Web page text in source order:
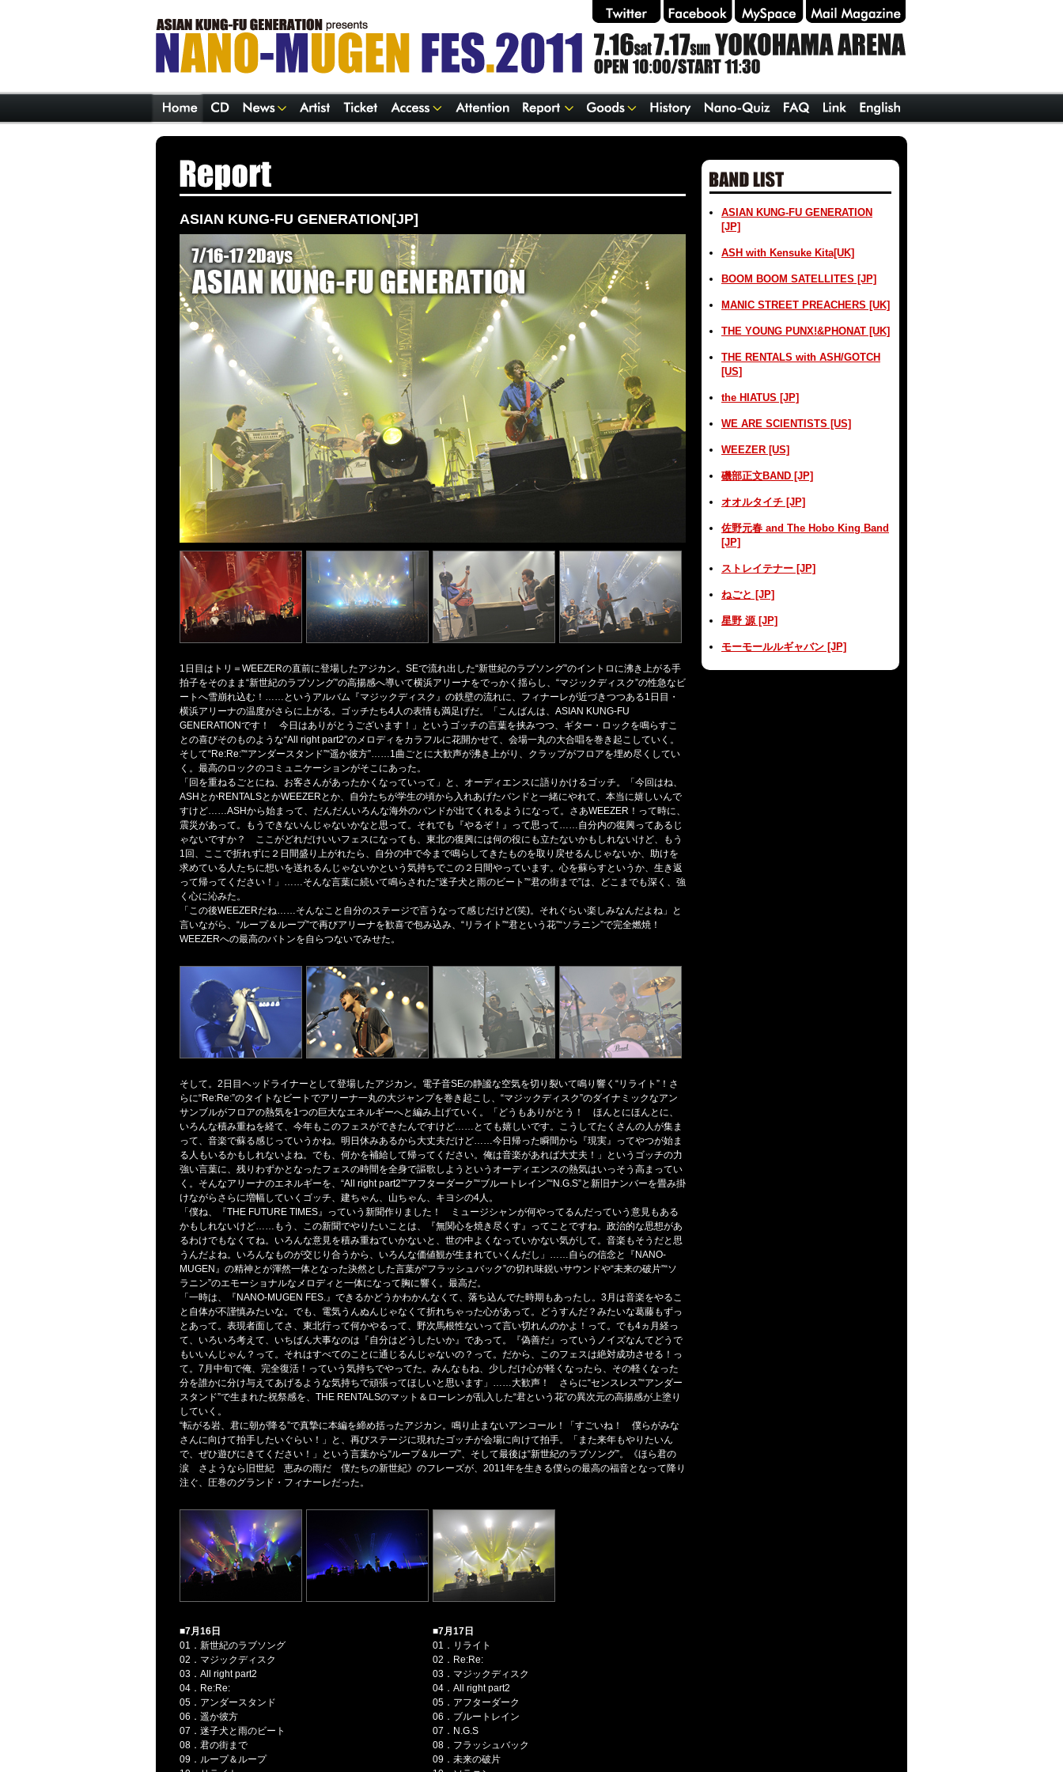
ASIAN KUNG-FU GENERATION[JP]
1日目はトリ＝WEEZERの直前に登場したアジカン。SEで流れ出した“新世紀のラブソング”のイントロに沸き上がる手
拍子をそのまま“新世紀のラブソング”の高揚感へ導いて横浜アリーナをでっかく揺らし、“マジックディスク”の性急なビ
ートへ雪崩れ込む！……というアルバム『マジックディスク』の鉄壁の流れに、フィナーレが近づきつつある1日目・
横浜アリーナの温度がさらに上がる。ゴッチたち4人の表情も満足げだ。「こんばんは、ASIAN KUNG-FU
GENERATIONです！ 今日はありがとうございます！」というゴッチの言葉を挟みつつ、ギター・ロックを鳴らすこ
との喜びそのものような“All right part2”のメロディをカラフルに花開かせて、会場一丸の大合唱を巻き起こしていく。
そして“Re:Re:”“アンダースタンド”“遥か彼方”……1曲ごとに大歓声が沸き上がり、クラップがフロアを埋め尽くしてい
く。最高のロックのコミュニケーションがそこにあった。
「回を重ねるごとにね、お客さんがあったかくなっていって」と、オーディエンスに語りかけるゴッチ。「今回はね、
ASHとかRENTALSとかWEEZERとか、自分たちが学生の頃から入れあげたバンドと一緒にやれて、本当に嬉しいんで
すけど……ASHから始まって、だんだんいろんな海外のバンドが出てくれるようになって。さあWEEZER！って時に、
震災があって。もうできないんじゃないかなと思って。それでも『やるぞ！』って思って……自分内の復興ってあるじ
ゃないですか？ ここがどれだけいいフェスになっても、東北の復興には何の役にも立たないかもしれないけど、もう
1回、ここで折れずに２日間盛り上がれたら、自分の中で今まで鳴らしてきたものを取り戻せるんじゃないか、助けを
求めている人たちに想いを送れるんじゃないかという気持ちでこの２日間やっています。心を蘇らすというか、生き返
って帰ってください！」……そんな言葉に続いて鳴らされた“迷子犬と雨のビート”“君の街まで”は、どこまでも深く、強
く心に沁みた。
「この後WEEZERだね……そんなこと自分のステージで言うなって感じだけど(笑)。それぐらい楽しみなんだよね」と
言いながら、“ループ＆ループ”で再びアリーナを歓喜で包み込み、“リライト”“君という花”“ソラニン”で完全燃焼！
WEEZERへの最高のバトンを自らつないでみせた。
そして。2日目ヘッドライナーとして登場したアジカン。電子音SEの静謐な空気を切り裂いて鳴り響く“リライト”！さ
らに“Re:Re:”のタイトなビートでアリーナ一丸の大ジャンプを巻き起こし、“マジックディスク”のダイナミックなアン
サンブルがフロアの熱気を1つの巨大なエネルギーへと編み上げていく。「どうもありがとう！ ほんとにほんとに、
いろんな積み重ねを経て、今年もこのフェスができたんですけど……とても嬉しいです。こうしてたくさんの人が集ま
って、音楽で蘇る感じっていうかね。明日休みあるから大丈夫だけど……今日帰った瞬間から『現実』ってやつが始ま
る人もいるかもしれないよね。でも、何かを補給して帰ってください。俺は音楽があれば大丈夫！」というゴッチの力
強い言葉に、残りわずかとなったフェスの時間を全身で謳歌しようというオーディエンスの熱気はいっそう高まってい
く。そんなアリーナのエネルギーを、“All right part2”“アフターダーク”“ブルートレイン”“N.G.S”と新旧ナンバーを畳み掛
けながらさらに増幅していくゴッチ、建ちゃん、山ちゃん、キヨシの4人。
「僕ね、『THE FUTURE TIMES』っていう新聞作りました！ ミュージシャンが何やってるんだっていう意見もある
かもしれないけど……もう、この新聞でやりたいことは、『無関心を焼き尽くす』ってことですね。政治的な思想があ
るわけでもなくてね。いろんな意見を積み重ねていかないと、世の中よくなっていかない気がして。音楽もそうだと思
うんだよね。いろんなものが交じり合うから、いろんな価値観が生まれていくんだし」……自らの信念と『NANO-
MUGEN』の精神とが渾然一体となった決然とした言葉が“フラッシュバック”の切れ味鋭いサウンドや“未来の破片”“ソ
ラニン”のエモーショナルなメロディと一体になって胸に響く。最高だ。
「一時は、『NANO-MUGEN FES.』できるかどうかわかんなくて、落ち込んでた時期もあったし。3月は音楽をやるこ
と自体が不謹慎みたいな。でも、電気うんぬんじゃなくて折れちゃった心があって。どうすんだ？みたいな葛藤もずっ
とあって。表現者面してさ、東北行って何かやるって、野次馬根性ないって言い切れんのかよ！って。でも4ヵ月経っ
て、いろいろ考えて、いちばん大事なのは『自分はどうしたいか』であって。『偽善だ』っていうノイズなんてどうで
もいいんじゃん？って。それはすべてのことに通じるんじゃないの？って。だから、このフェスは絶対成功させる！っ
て。7月中旬で俺、完全復活！っていう気持ちでやってた。みんなもね、少しだけ心が軽くなったら、その軽くなった
分を誰かに分け与えてあげるような気持ちで頑張ってほしいと思います」……大歓声！ さらに“センスレス”“アンダー
スタンド”で生まれた祝祭感を、THE RENTALSのマット＆ローレンが乱入した“君という花”の異次元の高揚感が上塗り
していく。
“転がる岩、君に朝が降る”で真摯に本編を締め括ったアジカン。鳴り止まないアンコール！「すごいね！ 僕らがみな
さんに向けて拍手したいぐらい！」と、再びステージに現れたゴッチが会場に向けて拍手。「また来年もやりたいん
で、ぜひ遊びにきてください！」という言葉から“ループ＆ループ”、そして最後は“新世紀のラブソング”。《ほら君の
涙 さようなら旧世紀 恵みの雨だ 僕たちの新世紀》のフレーズが、2011年を生きる僕らの最高の福音となって降り
注ぐ、圧巻のグランド・フィナーレだった。
■7月16日
01．新世紀のラブソング
02．マジックディスク
03．All right part2
04．Re:Re:
05．アンダースタンド
06．遥か彼方
07．迷子犬と雨のビート
08．君の街まで
09．ループ＆ループ
■7月17日
01．リライト
02．Re:Re:
03．マジックディスク
04．All right part2
05．アフターダーク
06．ブルートレイン
07．N.G.S
08．フラッシュバック
09．未来の破片
ASIAN KUNG-FU GENERATION
[JP]
ASH with Kensuke Kita[UK]
BOOM BOOM SATELLITES [JP]
MANIC STREET PREACHERS [UK]
THE YOUNG PUNX!&PHONAT [UK]
THE RENTALS with ASH/GOTCH
[US]
the HIATUS [JP]
WE ARE SCIENTISTS [US]
WEEZER [US]
磯部正文BAND [JP]
オオルタイチ [JP]
佐野元春 and The Hobo King Band
[JP]
ストレイテナー [JP]
ねごと [JP]
星野 源 [JP]
モーモールルギャバン [JP]